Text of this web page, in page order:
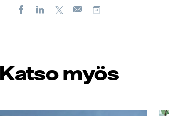
FacebookLinkedIn
X Sähköposti
Katso myös